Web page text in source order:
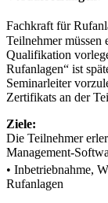
Fachkraft für
Teilnehmer müssen
Qualifikation
Rufanlagen“ ist
Seminarleiter
Zertifikats an der
Ziele:
Die Teilnehmer
Management-
• Inbetriebnahme,
Rufanlagen